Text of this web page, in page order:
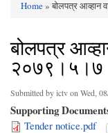
You are here
Home» बोलपत्र
बोलपत्र
२०७९।५।७
Submitted byictvon Wed,
Supporting
Tender notice.pdf